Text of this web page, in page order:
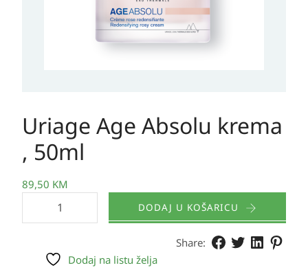
Uriage Age Absolu krema
, 50ml
89,50 KM
DODAJ U KOŠARICU
Share:
Dodaj na listu želja